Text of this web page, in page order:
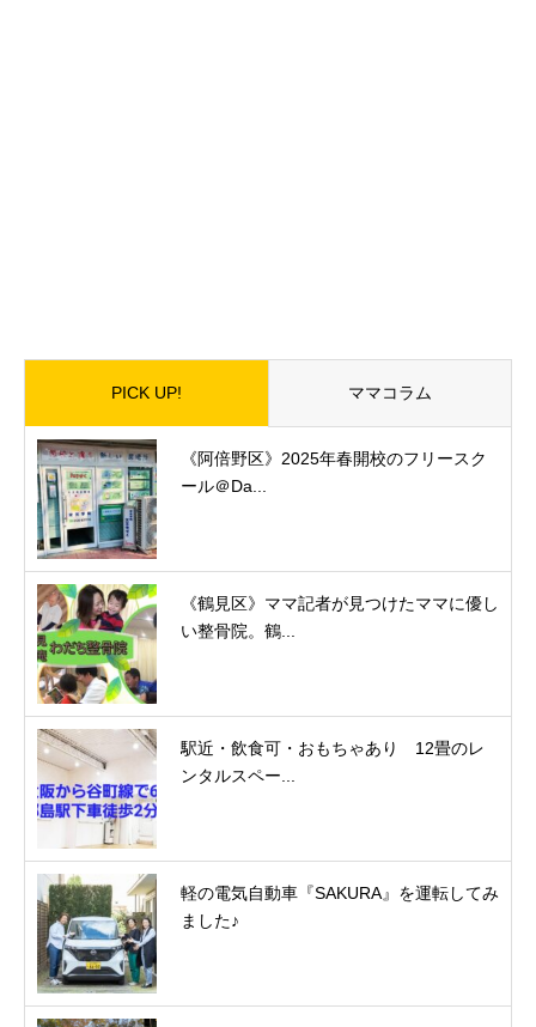
PICK UP! ママコラム
《阿倍野区》2025年春開校のフリースク
ール＠Da...
《鶴見区》ママ記者が見つけたママに優し
い整骨院。鶴...
駅近・飲食可・おもちゃあり 12畳のレ
ンタルスペー...
軽の電気自動車『SAKURA』を運転してみ
ました♪